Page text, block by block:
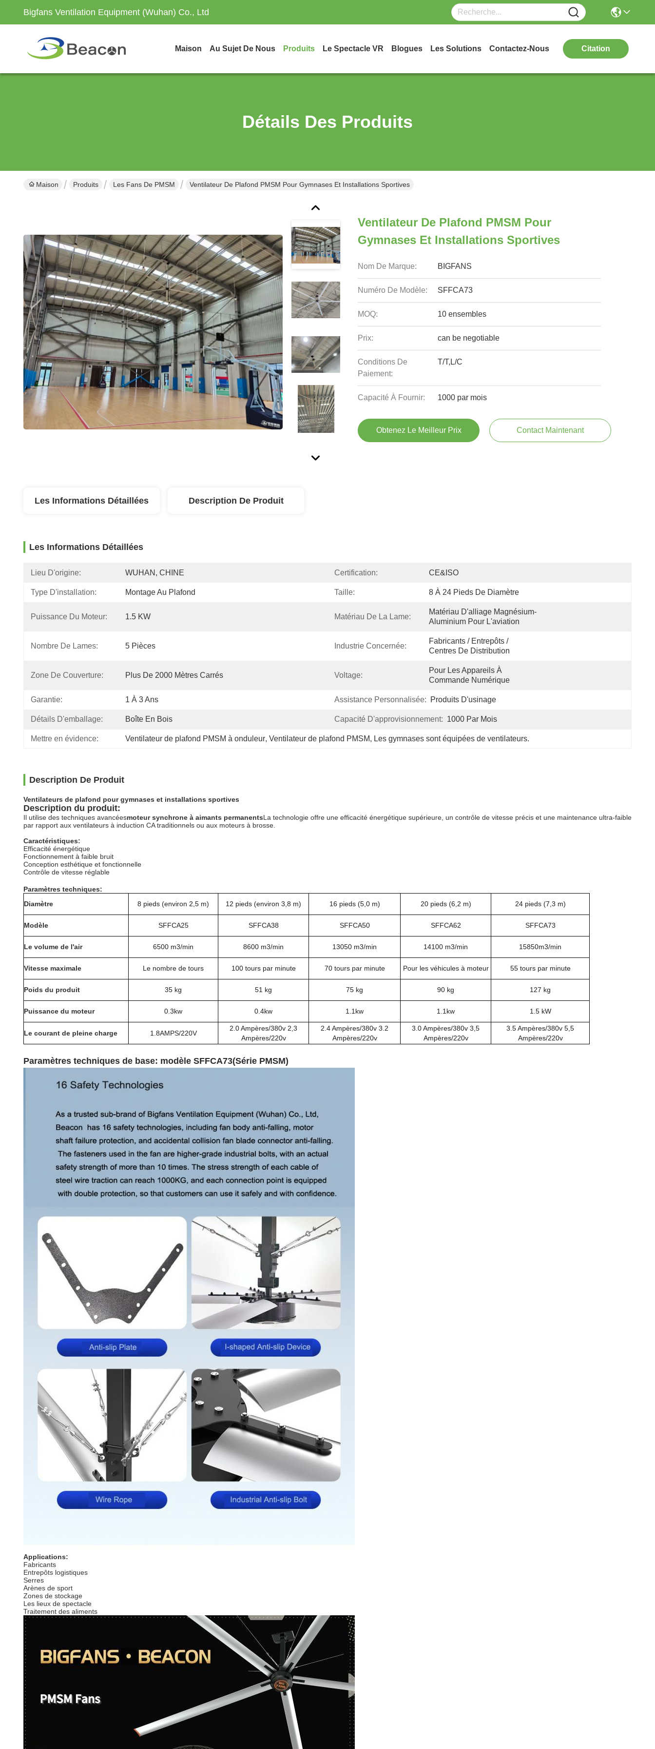
Bigfans Ventilation Equipment (Wuhan) Co., Ltd
Maison Au Sujet De Nous Produits Le Spectacle VR Blogues Les Solutions Contactez-Nous Citation
Détails Des Produits
Maison Produits Les Fans De PMSM Ventilateur De Plafond PMSM Pour Gymnases Et Installations Sportives
Ventilateur De Plafond PMSM Pour
Gymnases Et Installations Sportives
Nom De Marque: BIGFANS
Numéro De Modèle: SFFCA73
MOQ: 10 ensembles
Prix: can be negotiable
Conditions De
Paiement:
T/T,L/C
Capacité À Fournir: 1000 par mois
Obtenez Le Meilleur Prix Contact Maintenant
Les Informations Détaillées Description De Produit
Les Informations Détaillées
Lieu D'origine: WUHAN, CHINE Certification: CE&ISO
Type D'installation: Montage Au Plafond Taille: 8 À 24 Pieds De Diamètre
Puissance Du Moteur: 1.5 KW Matériau De La Lame:
Matériau D'alliage Magnésium-
Aluminium Pour L'aviation
Nombre De Lames: 5 Pièces Industrie Concernée:
Fabricants / Entrepôts /
Centres De Distribution
Zone De Couverture: Plus De 2000 Mètres Carrés Voltage:
Pour Les Appareils À
Commande Numérique
Garantie: 1 À 3 Ans Assistance Personnalisée: Produits D'usinage
Détails D'emballage: Boîte En Bois Capacité D'approvisionnement: 1000 Par Mois
Mettre en évidence: Ventilateur de plafond PMSM à onduleur, Ventilateur de plafond PMSM, Les gymnases sont équipées de ventilateurs.
Description De Produit
Ventilateurs de plafond pour gymnases et installations sportives
Description du produit:
Il utilise des techniques avancéesmoteur synchrone à aimants permanentsLa technologie offre une efficacité énergétique supérieure, un contrôle de vitesse précis et une maintenance ultra-faible
par rapport aux ventilateurs à induction CA traditionnels ou aux moteurs à brosse.
Caractéristiques:
Efficacité énergétique
Fonctionnement à faible bruit
Conception esthétique et fonctionnelle
Contrôle de vitesse réglable
Paramètres techniques:
Diamètre
8 pieds (environ 2,5 m) 12 pieds (environ 3,8 m) 16 pieds (5,0 m) 20 pieds (6,2 m) 24 pieds (7,3 m)
Modèle SFFCA25 SFFCA38 SFFCA50 SFFCA62 SFFCA73
Le volume de l'air 6500 m3/min 8600 m3/min 13050 m3/min 14100 m3/min 15850m3/min
Vitesse maximale Le nombre de tours 100 tours par minute 70 tours par minute Pour les véhicules à moteur 55 tours par minute
Poids du produit 35 kg 51 kg 75 kg 90 kg 127 kg
Puissance du moteur 0.3kw 0.4kw 1.1kw 1.1kw 1.5 kW
Le courant de pleine charge 1.8AMPS/220V
2.0 Ampères/380v 2,3
Ampères/220v
2.4 Ampères/380v 3.2
Ampères/220v
3.0 Ampères/380v 3,5
Ampères/220v
3.5 Ampères/380v 5,5
Ampères/220v
Paramètres techniques de base: modèle SFFCA73(Série PMSM)
Applications:
Fabricants
Entrepôts logistiques
Serres
Arènes de sport
Zones de stockage
Les lieux de spectacle
Traitement des aliments